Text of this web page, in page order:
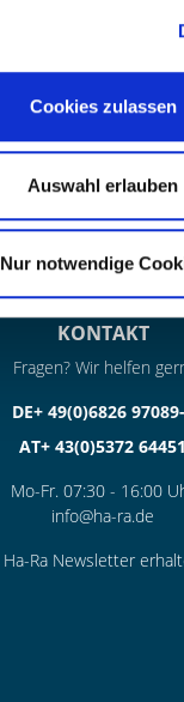
Cookies zulassen
Auswahl erlauben
Nur notwendige
KONTAKT
Fragen? Wir helfen
DE+ 49(0)6826
AT+ 43(0)5372 64451
Mo-Fr. 07:30 - 16:00
info@ha-ra.de
Ha-Ra Newsletter